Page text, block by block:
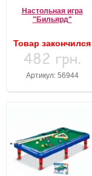
Настольная игра
"Бильярд"
Товар закончился
482 грн.
Артикул: 56944